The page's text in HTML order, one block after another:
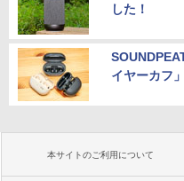
した！
イヤーカフ
本サイトのご利用について